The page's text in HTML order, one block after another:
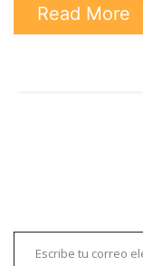
Read More
Escribe tu correo electrónico…